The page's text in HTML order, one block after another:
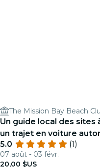
The Mission Bay Beach
Un guide local des sites
un trajet en voiture
GPS
5.0 (1)
07 août - 03 févr.
20,00 $US